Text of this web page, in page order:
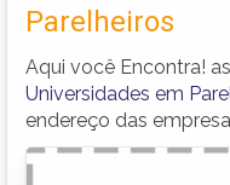
Parelheiros
Aqui você Encontra!
Universidades em
endereço das